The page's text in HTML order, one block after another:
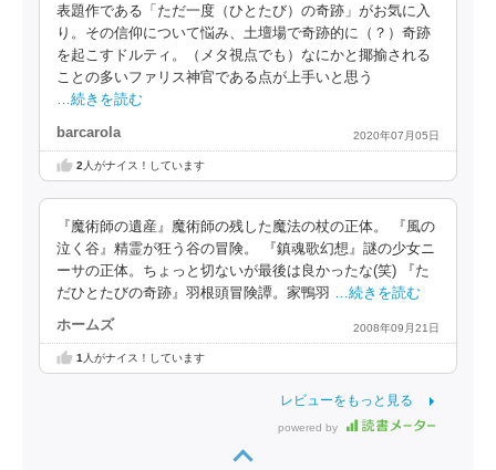
表題作である「ただ一度（ひとたび）の奇跡」がお気に入
り。その信仰について悩み、土壇場で奇跡的に（？）奇跡
を起こすドルティ。（メタ視点でも）なにかと揶揄される
ことの多いファリス神官である点が上手いと思う
…続きを読む
barcarola 2020年07月05日
2 人がナイス！しています
『魔術師の遺産』魔術師の残した魔法の杖の正体。 『風の
泣く谷』精霊が狂う谷の冒険。 『鎮魂歌幻想』謎の少女ニ
ーサの正体。ちょっと切ないが最後は良かったな(笑) 『た
だひとたびの奇跡』羽根頭冒険譚。家鴨羽
…続きを読む
ホームズ 2008年09月21日
1人がナイス！しています
レビューをもっと見る
powered by